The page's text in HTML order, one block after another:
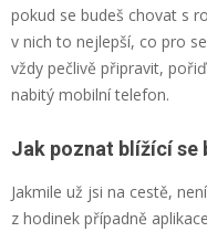
pokud se budeš chovat s
v nich to nejlepší, co pro
vždy pečlivě připravit,
nabitý mobilní telefon.
Jak poznat blížící se
Jakmile už jsi na cestě,
z hodinek případně